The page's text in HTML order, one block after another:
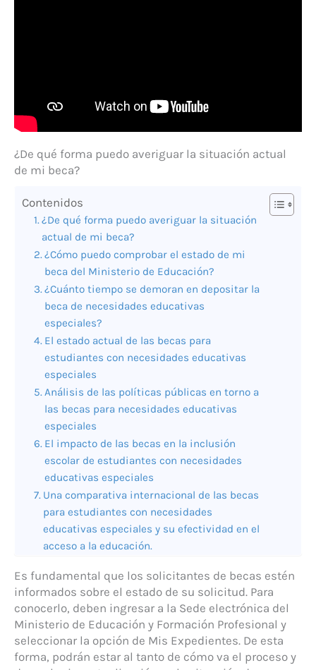
¿De qué forma puedo averiguar la situación actual
de mi beca?
Contenidos
¿De qué forma puedo averiguar la situación
actual de mi beca?
¿Cómo puedo comprobar el estado de mi
beca del Ministerio de Educación?
¿Cuánto tiempo se demoran en depositar la
beca de necesidades educativas
especiales?
El estado actual de las becas para
estudiantes con necesidades educativas
especiales
Análisis de las políticas públicas en torno a
las becas para necesidades educativas
especiales
El impacto de las becas en la inclusión
escolar de estudiantes con necesidades
educativas especiales
Una comparativa internacional de las becas
para estudiantes con necesidades
educativas especiales y su efectividad en el
acceso a la educación.
Es fundamental que los solicitantes de becas estén
informados sobre el estado de su solicitud. Para
conocerlo, deben ingresar a la Sede electrónica del
Ministerio de Educación y Formación Profesional y
seleccionar la opción de Mis Expedientes. De esta
forma, podrán estar al tanto de cómo va el proceso y